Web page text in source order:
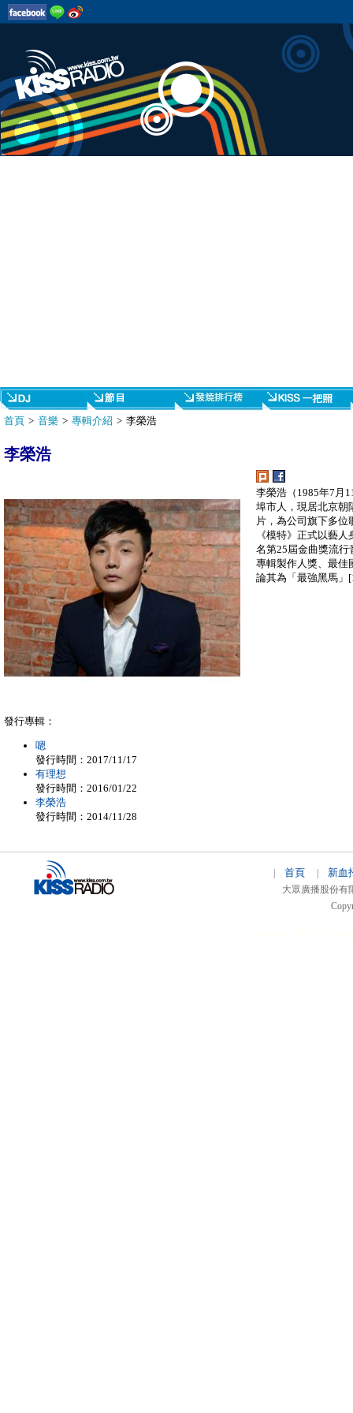
首頁 > 音樂 > 專輯介紹 > 李榮浩
李榮浩
李榮浩（1985年7月
埠市人，現居北京朝
片，為公司旗下多位
《模特》正式以藝
名第25屆金曲獎流
專輯製作人獎、最佳
論其為「最強黑馬」
發行專輯：
嗯
發行時間：2017/11/17
有理想
發行時間：2016/01/22
李榮浩
發行時間：2014/11/28
| 首頁| 新血
大眾廣播股份有